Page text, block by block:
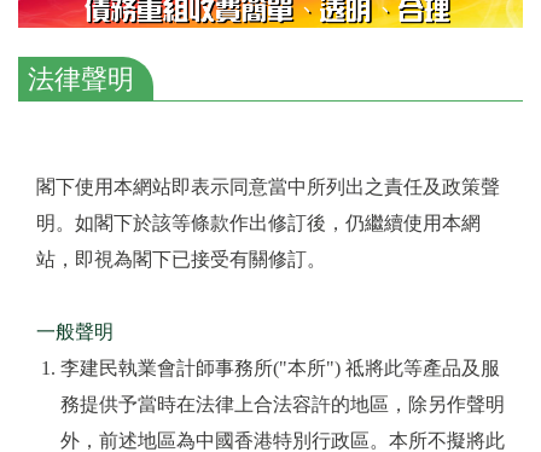
法律聲明
閣下使用本網站即表示同意當中所列出之責任及政策聲
明。如閣下於該等條款作出修訂後，仍繼續使用本網
站，即視為閣下已接受有關修訂。
一般聲明
李建民執業會計師事務所("本所") 祗將此等產品及服
務提供予當時在法律上合法容許的地區，除另作聲明
外，前述地區為中國香港特別行政區。本所不擬將此